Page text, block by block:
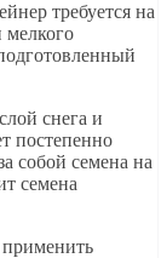
требуется на
мелкого
снега и
постепенно
собой семена на
семена